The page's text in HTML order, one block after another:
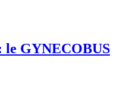
GYNECOBUS